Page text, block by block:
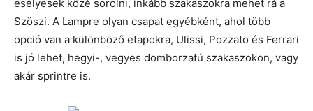
esélyesek közé sorolni, inkább szakaszokra mehet rá a
Szöszi. A Lampre olyan csapat egyébként, ahol több
opció van a különböző etapokra, Ulissi, Pozzato és Ferrari
is jó lehet, hegyi-, vegyes domborzatú szakaszokon, vagy
akár sprintre is.